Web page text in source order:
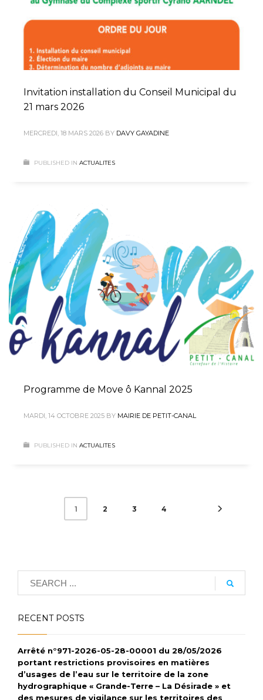
Invitation installation du Conseil Municipal du
21 mars 2026
MERCREDI, 18 MARS 2026 BY DAVY GAYADINE
PUBLISHED IN ACTUALITES
Programme de Move ô Kannal 2025
MARDI, 14 OCTOBRE 2025 BY MAIRIE DE PETIT-CANAL
PUBLISHED IN ACTUALITES
1 2 3 4
RECENT POSTS
Arrêté n°971-2026-05-28-00001 du 28/05/2026
portant restrictions provisoires en matières
d’usages de l’eau sur le territoire de la zone
hydrographique « Grande-Terre – La Désirade » et
des mesures de vigilance sur les territoires des